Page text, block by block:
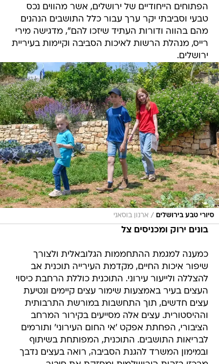
הפתוחים הייחודיים של ירושלים, אשר מהווים נכס
טבעי וסביבתי יקר ערך עבור כלל התושבים הנהנים
מהם בהווה ודורות העתיד שיזכו להם", מדגישה מירי
רייס, מנהלת הרשות לאיכות הסביבה וקיימות בעיריית
ירושלים.
סיורי טבע בירושלים / ארנון בוסאני
בונים ירוק ומכניסים צל
כמענה למגמת ההתחממות הגלובאלית ולצורך
שיפור איכות החיים, מקדמת העירייה תוכנית אב
להצללה ולייעור עירוני. התוכנית כוללת הרחבת כיסוי
העצים בעיר באמצעות שימור עצים קיימים ונטיעת
עצים חדשים, תוך התחשבות במורשת התרבותית
וההיסטורית. עצים אלה מסייעים בקירור המרחב
הציבורי, הפחתת אפקט 'אי החום העירוני' ותורמים
לבריאות התושבים. התוכנית, המפותחת בשיתוף
ובמימון המשרד להגנת הסביבה, רואה בעצים נדבך